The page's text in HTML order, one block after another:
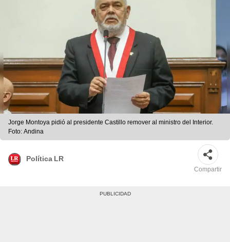
Jorge Montoya pidió al presidente Castillo remover al ministro del Interior.
Foto: Andina
Política LR
Compartir